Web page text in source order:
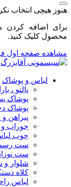
هنوز هیچی انتخاب
برای اضافه
محصول کلیک کنید.
مشاهده صفحه اول
لباس و پوشاک
پالتو ،
پوشاک
پوشاک
پیراهن
جوراب
چوب
ست
ست
شلوار
کلاه
لباس